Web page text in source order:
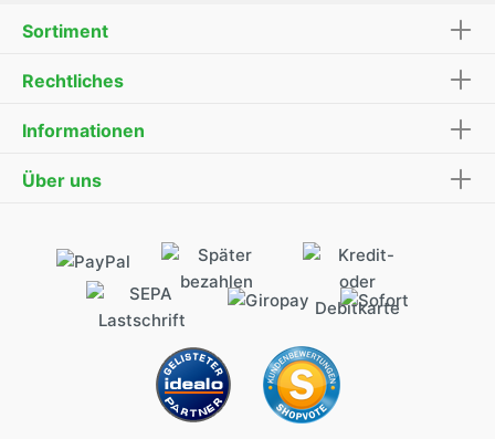
Sortiment
Rechtliches
Informationen
Über uns